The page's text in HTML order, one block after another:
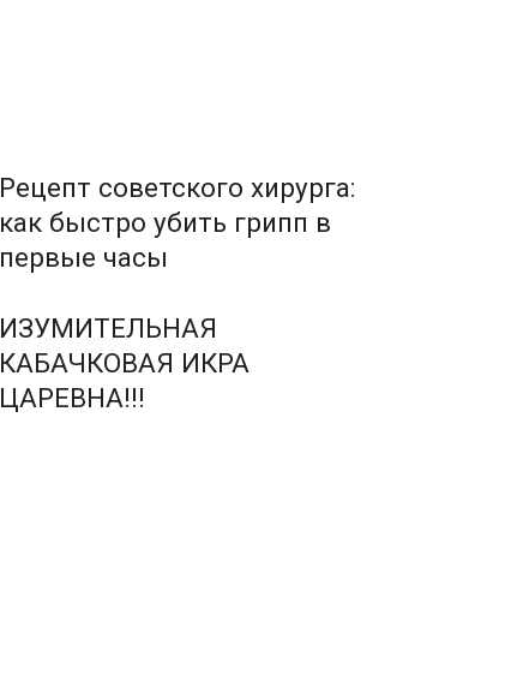
Рецепт советского хирурга:
как быстро убить грипп в
первые часы
ИЗУМИТЕЛЬНАЯ
КАБАЧКОВАЯ ИКРА
ЦАРЕВНА!!!